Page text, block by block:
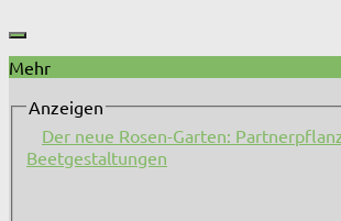
Mehr
Anzeigen
Der neue Rosen-Garten:
Beetgestaltungen